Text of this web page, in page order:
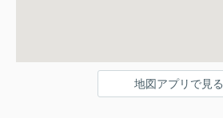
地図アプリで見る